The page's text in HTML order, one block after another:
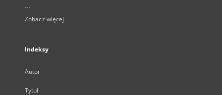
...
Zobacz więcej
Indeksy
Autor
Tytuł